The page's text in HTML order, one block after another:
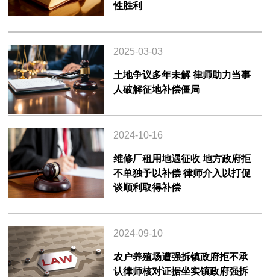
性胜利
2025-03-03
土地争议多年未解 律师助力当事
人破解征地补偿僵局
2024-10-16
维修厂租用地遇征收 地方政府拒
不单独予以补偿 律师介入以打促
谈顺利取得补偿
2024-09-10
农户养殖场遭强拆镇政府拒不承
认律师核对证据坐实镇政府强拆